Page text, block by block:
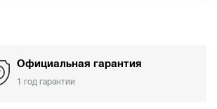
Официальная гарантия
1 год гарантии